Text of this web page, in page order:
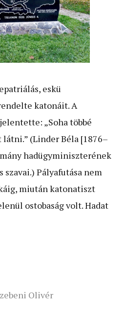
eskü
katonáit. A
„Soha többé
(Linder Béla [1876–
hadügyminiszterének
Pályafutása nem
miután katonatiszt
ostobaság volt. Hadat
Olivér